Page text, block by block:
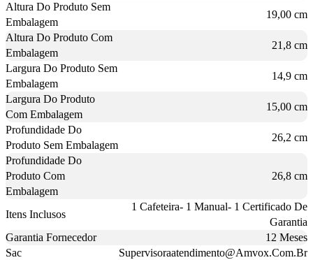
Altura Do Produto Sem
Embalagem
19,00 cm
Altura Do Produto Com
Embalagem
21,8 cm
Largura Do Produto Sem
Embalagem
14,9 cm
Largura Do Produto
Com Embalagem
15,00 cm
Profundidade Do
Produto Sem Embalagem
26,2 cm
Profundidade Do
Produto Com
Embalagem
26,8 cm
Itens Inclusos
1 Cafeteira- 1 Manual- 1 Certificado De
Garantia
Garantia Fornecedor
12 Meses
Sac
Supervisoraatendimento@Amvox.Com.Br